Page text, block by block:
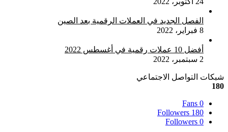
الفصل الجديد في العملات الرقمية بعد الصين
8 فبراير، 2022
أفضل 10 عملات رقمية في أغسطس 2022
2 سبتمبر، 2022
شبكات التواصل الاجتماعي
180
0
Fans
180
Followers
0
Followers